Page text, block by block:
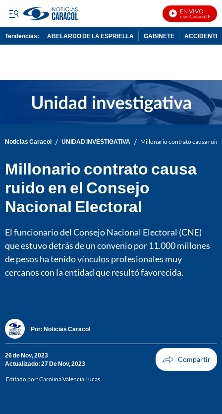
EN VIVO
Noticias Caracol En Vivo
Tendencias: ABELARDO DE LA ESPRIELLA GABINETE ACCIDENTE
Noticias Caracol / UNIDAD INVESTIGATIVA / Millonario contrato causa
Millonario contrato causa
ruido en el Consejo
Nacional Electoral
El funcionario del Consejo Nacional Electoral (CNE)
que estuvo detrás de un convenio por 11.000 millones
de pesos ha tenido vínculos profesionales muy
cercanos con la entidad que resultó favorecida.
Por: Noticias Caracol
26 de Nov, 2023
Actualizado: 27 De Nov, 2023
Editado por:Carolina Valencia Lucas